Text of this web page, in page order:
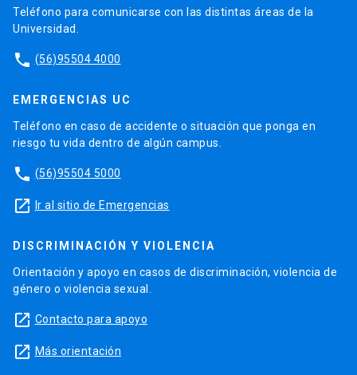
Teléfono para comunicarse con las distintas áreas de la
Universidad.
phone (56)95504 4000
EMERGENCIAS UC
Teléfono en caso de accidente o situación que ponga en
riesgo tu vida dentro de algún campus.
phone (56)95504 5000
launch Ir al sitio de Emergencias
DISCRIMINACIÓN Y VIOLENCIA
Orientación y apoyo en casos de discriminación, violencia de
género o violencia sexual.
launch Contacto para apoyo
launch Más orientación